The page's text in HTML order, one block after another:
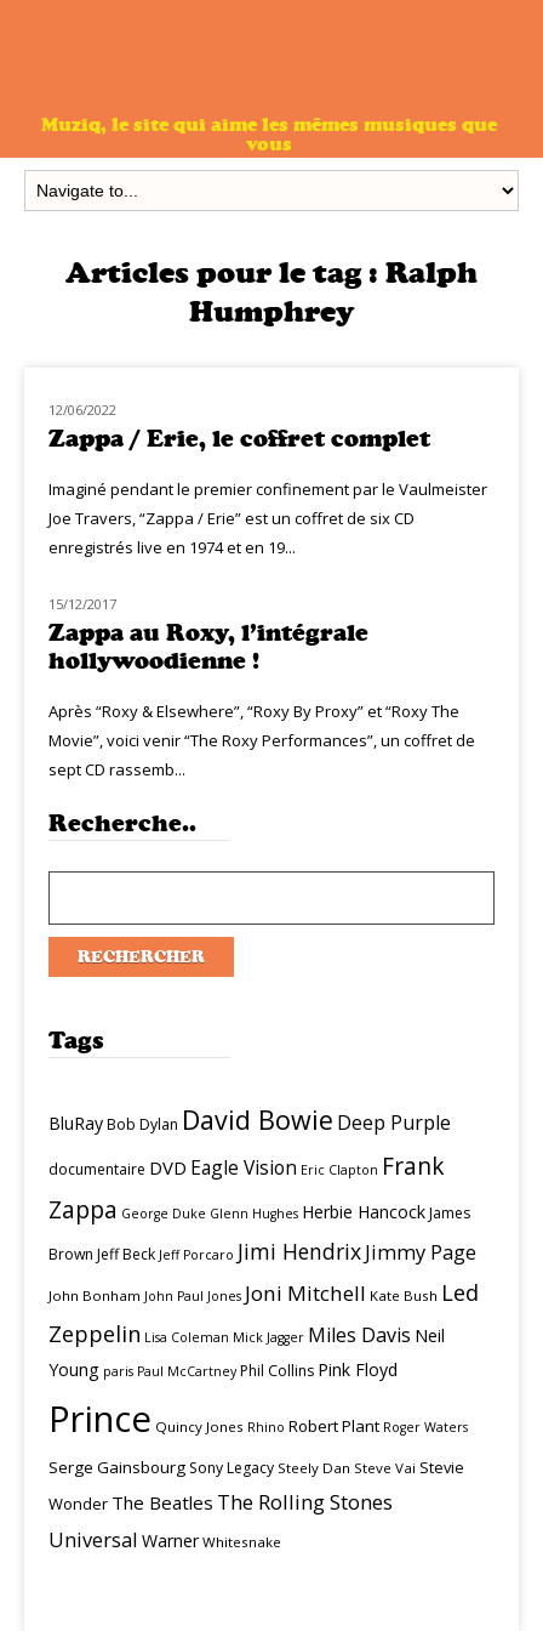
Muziq, le site qui aime les mêmes musiques que
vous
Articles pour le tag : Ralph
Humphrey
NOUVEAUTÉS
12/06/2022
Zappa / Erie, le coffret complet
Imaginé pendant le premier confinement par le Vaulmeister
Joe Travers, “Zappa / Erie” est un coffret de six CD
enregistrés live en 1974 et en 19...
MUZIQ NEWS
15/12/2017
Zappa au Roxy, l’intégrale
hollywoodienne !
Après “Roxy & Elsewhere”, “Roxy By Proxy” et “Roxy The
Movie”, voici venir “The Roxy Performances”, un coffret de
sept CD rassemb...
Recherche..
Tags
BluRayBob Dylan David Bowie Deep Purple
documentaire DVD Eagle Vision Eric Clapton Frank
Zappa George Duke Glenn Hughes Herbie HancockJames
Brown Jeff Beck Jeff Porcaro Jimi HendrixJimmy Page
John Bonham John Paul Jones Joni Mitchell Kate Bush Led
Zeppelin Lisa Coleman Mick Jagger Miles Davis Neil
Young paris Paul McCartney Phil Collins Pink Floyd
Prince Quincy Jones Rhino Robert Plant Roger Waters
Serge Gainsbourg Sony Legacy Steely Dan Steve Vai Stevie
Wonder The Beatles The Rolling Stones
Universal Warner Whitesnake